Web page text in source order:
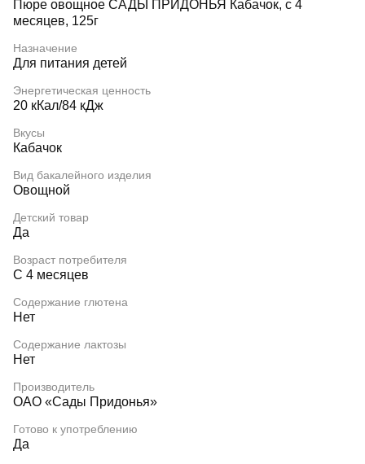
Пюре овощное САДЫ ПРИДОНЬЯ Кабачок, с 4
месяцев, 125г
Назначение
Для питания детей
Энергетическая ценность
20 кКал/84 кДж
Вкусы
Кабачок
Вид бакалейного изделия
Овощной
Детский товар
Да
Возраст потребителя
С 4 месяцев
Содержание глютена
Нет
Содержание лактозы
Нет
Производитель
ОАО «Сады Придонья»
Готово к употреблению
Да